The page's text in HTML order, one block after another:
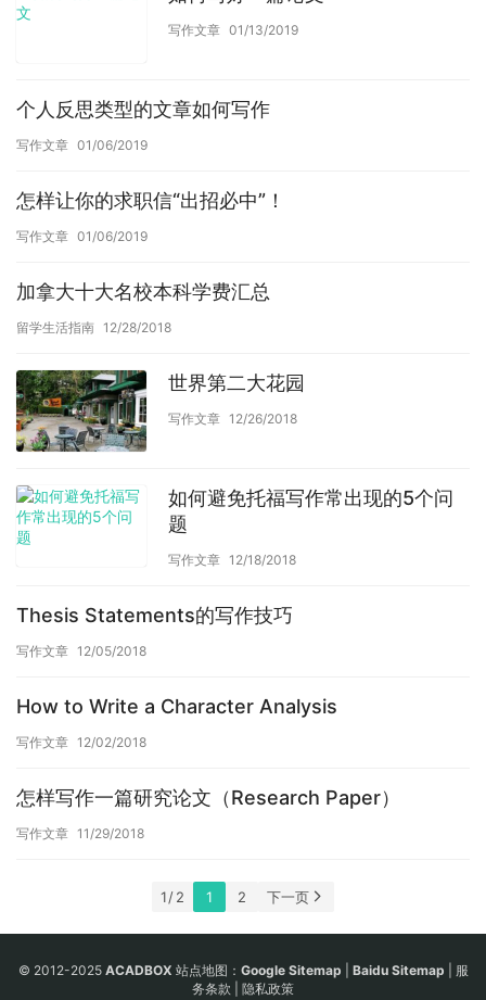
写作文章 01/13/2019
个人反思类型的文章如何写作
写作文章 01/06/2019
怎样让你的求职信“出招必中”！
写作文章 01/06/2019
加拿大十大名校本科学费汇总
留学生活指南 12/28/2018
世界第二大花园
写作文章 12/26/2018
如何避免托福写作常出现的5个问
题
写作文章 12/18/2018
Thesis Statements的写作技巧
写作文章 12/05/2018
How to Write a Character Analysis
写作文章 12/02/2018
怎样写作一篇研究论文（Research Paper）
写作文章 11/29/2018
1 / 2 1 2 下一页
© 2012-2025 ACADBOX 站点地图： Google Sitemap Baidu Sitemap
服
务条款
隐私政策